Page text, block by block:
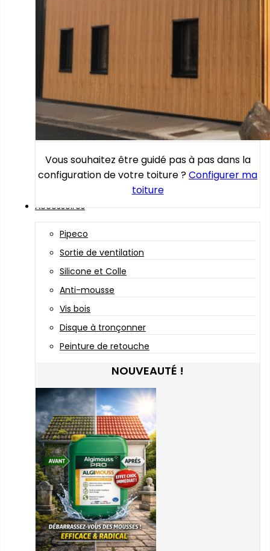
Vous souhaitez être guidé pas à pas dans la
configuration de votre toiture ?Configurer ma
toiture
Accessoires
Pipeco
Sortie de ventilation
Silicone et Colle
Anti-mousse
Vis bois
Disque à tronçonner
Peinture de retouche
NOUVEAUTÉ !